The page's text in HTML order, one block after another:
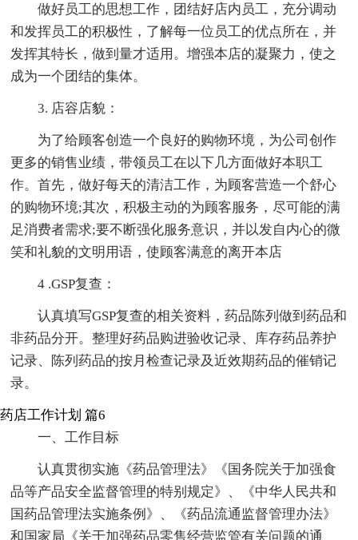
做好员工的思想工作，团结好店内员工，充分调动
和发挥员工的积极性，了解每一位员工的优点所在，并
发挥其特长，做到量才适用。增强本店的凝聚力，使之
成为一个团结的集体。
3. 店容店貌：
为了给顾客创造一个良好的购物环境，为公司创作
更多的销售业绩，带领员工在以下几方面做好本职工
作。首先，做好每天的清洁工作，为顾客营造一个舒心
的购物环境;其次，积极主动的为顾客服务，尽可能的满
足消费者需求;要不断强化服务意识，并以发自内心的微
笑和礼貌的文明用语，使顾客满意的离开本店
4 .GSP复查：
认真填写GSP复查的相关资料，药品陈列做到药品和
非药品分开。整理好药品购进验收记录、库存药品养护
记录、陈列药品的按月检查记录及近效期药品的催销记
录。
药店工作计划 篇6
一、工作目标
认真贯彻实施《药品管理法》《国务院关于加强食
品等产品安全监督管理的特别规定》、《中华人民共和
国药品管理法实施条例》、《药品流通监督管理办法》
和国家局《关于加强药品零售经营监管有关问题的通